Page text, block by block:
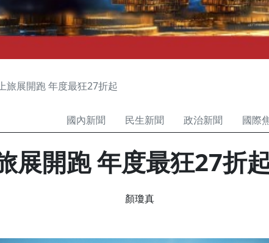
旅展開跑 年度最狂27折起
國內新聞 民生新聞 政治新聞 國際
展開跑 年度最狂27折
顏瓊真